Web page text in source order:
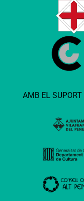
AMB EL SUPORT